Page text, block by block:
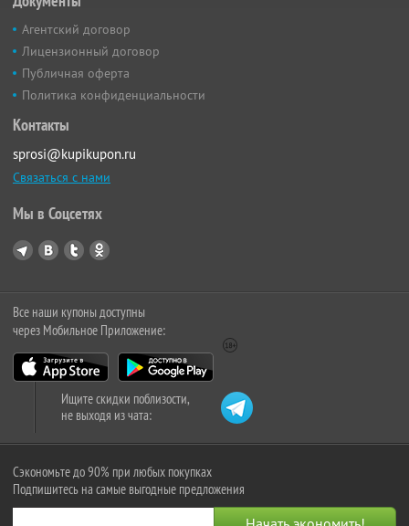
Агентский договор
Лицензионный договор
Публичная оферта
Политика конфиденциальности
Контакты
sprosi@kupikupon.ru
Связаться с нами
Мы в Соцсетях
Все наши купоны доступны
через Мобильное Приложение:
Ищите скидки поблизости,
не выходя из чата:
Сэкономьте до 90% при любых покупках
Подпишитесь на самые выгодные предложения